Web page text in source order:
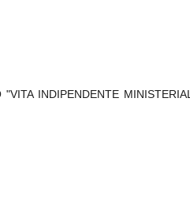
INDIPENDENTE